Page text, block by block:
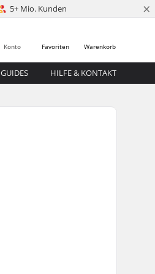
5+ Mio. Kunden ×
Warenkorb
Favoriten
Konto
GUIDES HILFE & KONTAKT